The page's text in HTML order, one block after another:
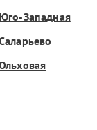
Юго-Западная